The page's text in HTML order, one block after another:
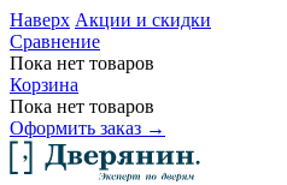
Наверх Акции и скидки
Сравнение
Пока нет товаров
Корзина
Пока нет товаров
Оформить заказ →